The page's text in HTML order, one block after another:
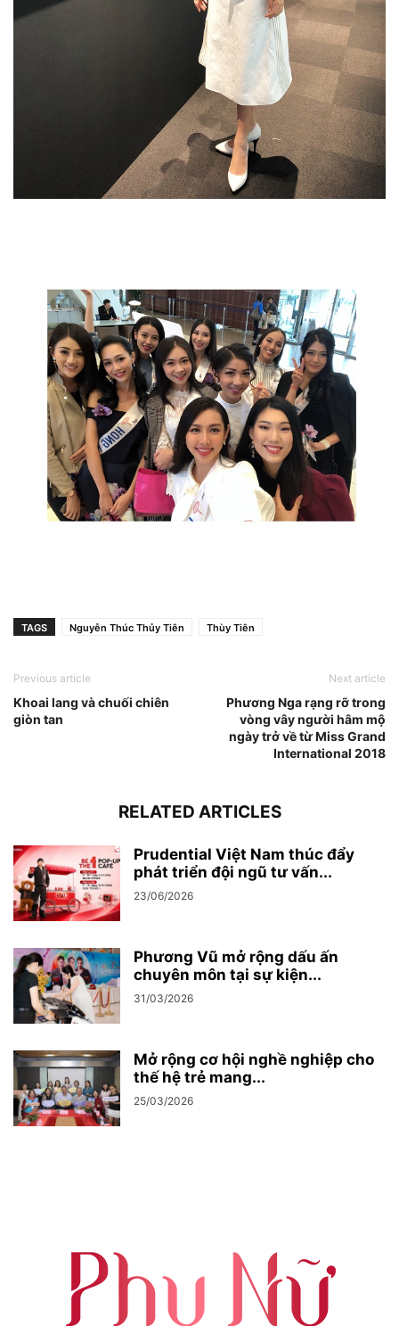
TAGS Nguyễn Thúc Thủy Tiên Thùy Tiên
Previous article
Khoai lang và chuối chiên
giòn tan
Next article
Phương Nga rạng rỡ trong
vòng vây người hâm mộ
ngày trở về từ Miss Grand
International 2018
RELATED ARTICLES
Prudential Việt Nam thúc đẩy
phát triển đội ngũ tư vấn...
23/06/2026
Phương Vũ mở rộng dấu ấn
chuyên môn tại sự kiện...
31/03/2026
Mở rộng cơ hội nghề nghiệp cho
thế hệ trẻ mang...
25/03/2026